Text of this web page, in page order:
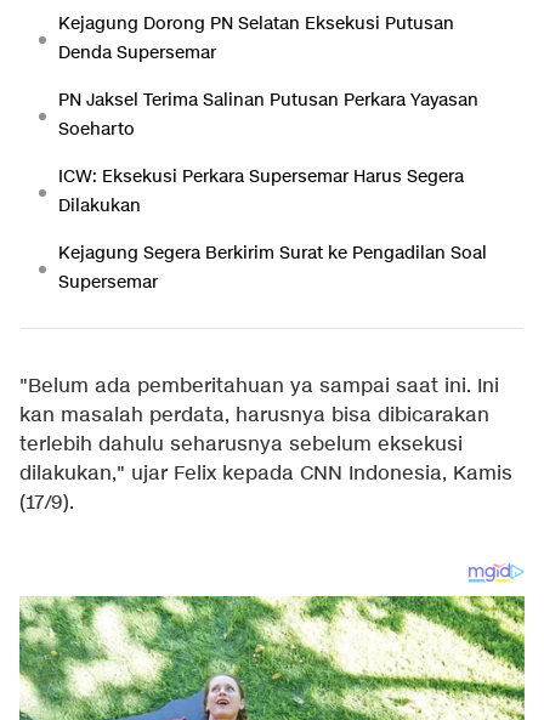
Kejagung Dorong PN Selatan Eksekusi Putusan
Denda Supersemar
PN Jaksel Terima Salinan Putusan Perkara Yayasan
Soeharto
ICW: Eksekusi Perkara Supersemar Harus Segera
Dilakukan
Kejagung Segera Berkirim Surat ke Pengadilan Soal
Supersemar
"Belum ada pemberitahuan ya sampai saat ini. Ini
kan masalah perdata, harusnya bisa dibicarakan
terlebih dahulu seharusnya sebelum eksekusi
dilakukan," ujar Felix kepada CNN Indonesia, Kamis
(17/9).